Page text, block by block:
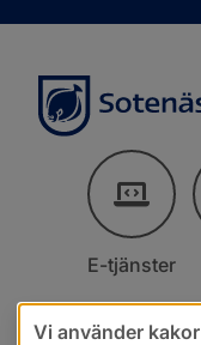
E-tjänster
Vi använder kakor